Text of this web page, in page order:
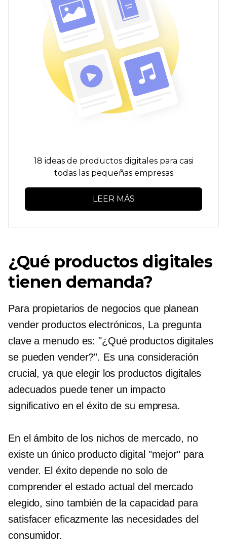
18 ideas de productos digitales para casi
todas las pequeñas empresas
LEER MÁS
¿Qué productos digitales
tienen demanda?
Para propietarios de negocios que planean
vender productos electrónicos, La pregunta
clave a menudo es: "¿Qué productos digitales
se pueden vender?". Es una consideración
crucial, ya que elegir los productos digitales
adecuados puede tener un impacto
significativo en el éxito de su empresa.
En el ámbito de los nichos de mercado, no
existe un único producto digital "mejor" para
vender. El éxito depende no solo de
comprender el estado actual del mercado
elegido, sino también de la capacidad para
satisfacer eficazmente las necesidades del
consumidor.